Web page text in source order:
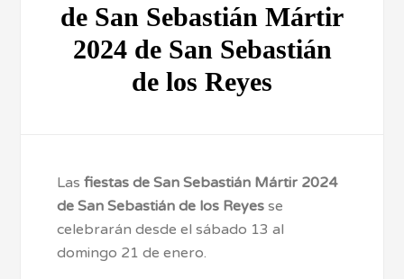
de San Sebastián Mártir
2024 de San Sebastián
de los Reyes
Lasfiestas de San Sebastián Mártir 2024
de San Sebastián de los Reyes se
celebrarán desde el sábado 13 al
domingo 21 de enero.